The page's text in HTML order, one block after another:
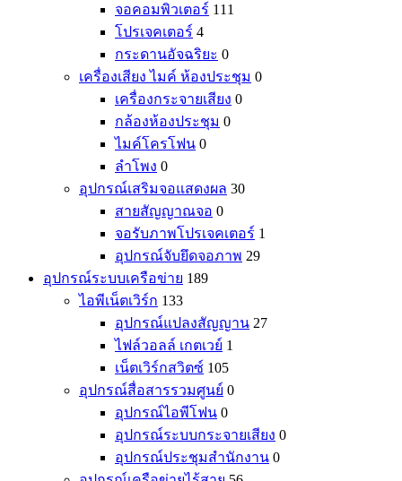
จอคอมพิวเตอร์ 111
โปรเจคเตอร์ 4
กระดานอัจฉริยะ 0
เครื่องเสียง ไมค์ ห้องประชุม 0
เครื่องกระจายเสียง 0
กล้องห้องประชุม 0
ไมค์โครโฟน 0
ลำโพง 0
อุปกรณ์เสริมจอแสดงผล 30
สายสัญญาณจอ 0
จอรับภาพโปรเจคเตอร์ 1
อุปกรณ์จับยึดจอภาพ 29
อุปกรณ์ระบบเครือข่าย 189
ไอพีเน็ตเวิร์ก 133
อุปกรณ์แปลงสัญญาน 27
ไฟล์วอลล์ เกตเวย์ 1
เน็ตเวิร์กสวิตซ์ 105
อุปกรณ์สื่อสารรวมศูนย์ 0
อุปกรณ์ไอพีโฟน 0
อุปกรณ์ระบบกระจายเสียง 0
อุปกรณ์ประชุมสำนักงาน 0